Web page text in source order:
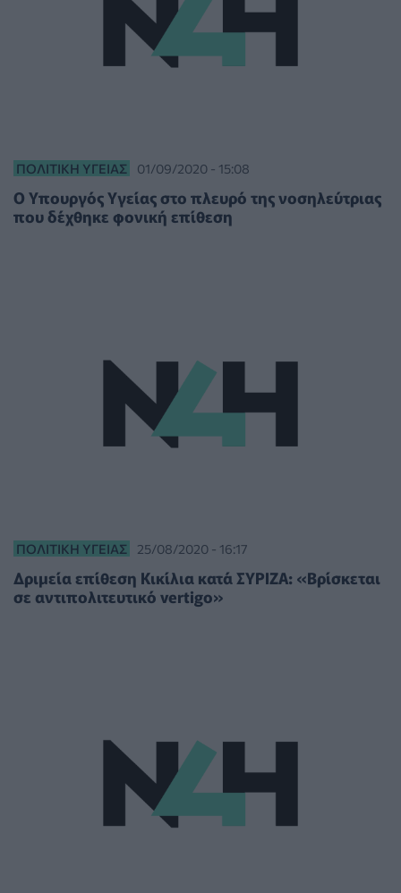
ΠΟΛΙΤΙΚΉ ΥΓΕΊΑΣ 01/09/2020 - 15:08
Ο Υπουργός Υγείας στο πλευρό της νοσηλεύτριας
που δέχθηκε φονική επίθεση
ΠΟΛΙΤΙΚΉ ΥΓΕΊΑΣ 25/08/2020 - 16:17
Δριμεία επίθεση Κικίλια κατά ΣΥΡΙΖΑ: «Βρίσκεται
σε αντιπολιτευτικό vertigo»